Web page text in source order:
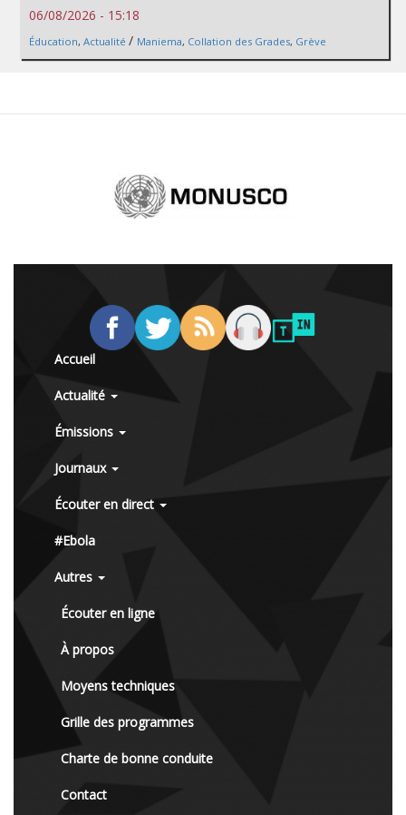
06/08/2026 - 15:18
Éducation, Actualité / Maniema, Collation des Grades, Grève
Accueil
Actualité
Émissions
Journaux
Écouter en direct
#Ebola
Autres
Écouter en ligne
À propos
Moyens techniques
Grille des programmes
Charte de bonne conduite
Contact